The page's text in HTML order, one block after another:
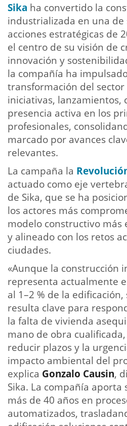
Sika ha convertido la
industrializada en una de
acciones estratégicas de
el centro de su visión de
innovación y
la compañía ha
transformación del sector
iniciativas, lanzamientos,
presencia activa en los
profesionales,
marcado por avances
relevantes.
La campaña la
actuado como eje
de Sika, que se ha
los actores más
modelo constructivo más
y alineado con los retos
ciudades.
«Aunque la construcción
representa actualmente
al 1–2 % de la
resulta clave para
la falta de vivienda
mano de obra
reducir plazos y la
impacto ambiental del
explica Gonzalo Causin,
Sika. La compañía aporta
más de 40 años en
automatizados,